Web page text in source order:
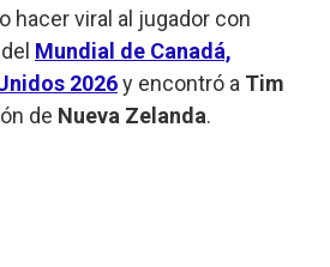
hacer viral al jugador con
Mundial de Canadá,
2026y encontró a Tim
de Nueva Zelanda.